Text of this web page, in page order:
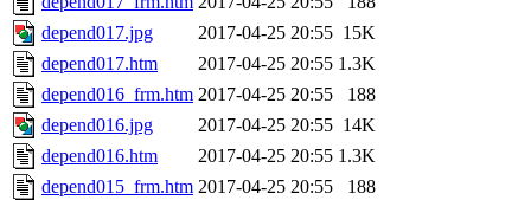
depend017.jpg
2017-04-25 20:55 15K
depend017.htm
2017-04-25 20:55 1.3K
depend016_frm.htm 2017-04-25 20:55
188
depend016.jpg
2017-04-25 20:55 14K
depend016.htm
2017-04-25 20:55 1.3K
depend015_frm.htm 2017-04-25 20:55
188